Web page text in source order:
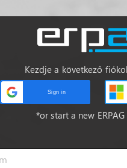
Kezdje a következő
Sign in
*or start a new